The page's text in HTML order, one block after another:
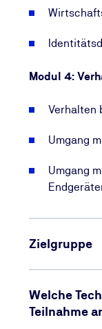
Modul 4:
Verhalten
Umgang
Umgang
Zielgruppe
Welche
Teilnahme